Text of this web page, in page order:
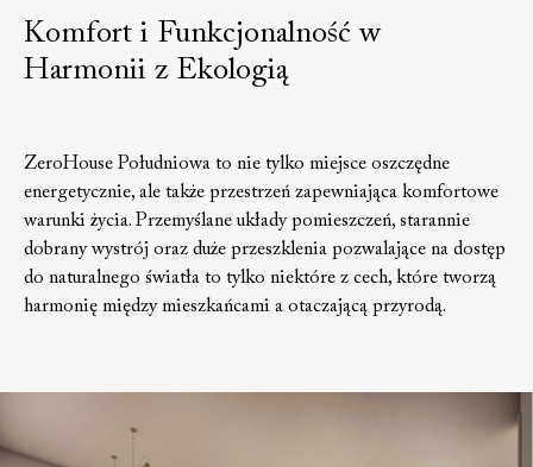
Komfort i Funkcjonalność w
Harmonii z Ekologią
ZeroHouse Południowa to nie tylko miejsce oszczędne
energetycznie, ale także przestrzeń zapewniająca komfortowe
warunki życia. Przemyślane układy pomieszczeń, starannie
dobrany wystrój oraz duże przeszklenia pozwalające na dostęp
do naturalnego światła to tylko niektóre z cech, które tworzą
harmonię między mieszkańcami a otaczającą przyrodą.